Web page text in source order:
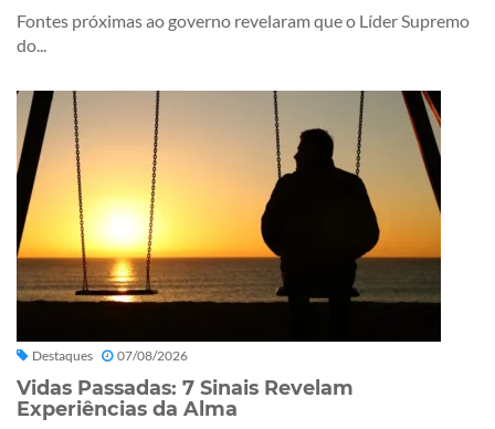
Fontes próximas ao governo revelaram que o Líder Supremo
do...
Destaques 07/08/2026
Vidas Passadas: 7 Sinais Revelam
Experiências da Alma